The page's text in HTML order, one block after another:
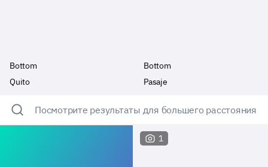
Bottom
Quito
Bottom
Pasaje
Посмотрите результаты для большего расстояния
1